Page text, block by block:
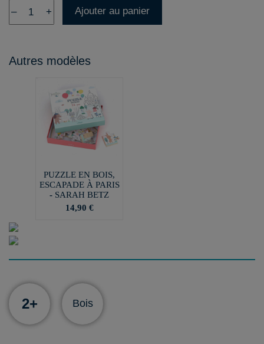
– + Ajouter au panier
Autres modèles
PUZZLE EN BOIS,
ESCAPADE À PARIS
- SARAH BETZ
14,90 €
2+ Bois